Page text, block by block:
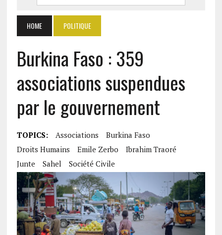
HOME POLITIQUE
Burkina Faso : 359
associations suspendues
par le gouvernement
TOPICS: Associations
Burkina Faso
Droits Humains
Emile Zerbo
Ibrahim Traoré
Junte
Sahel Société Civile